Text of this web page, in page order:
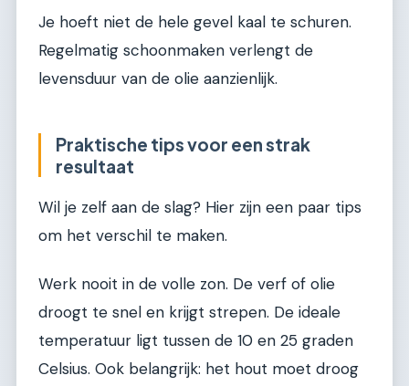
Je hoeft niet de hele gevel kaal te schuren.
Regelmatig schoonmaken verlengt de
levensduur van de olie aanzienlijk.
Praktische tips voor een strak
resultaat
Wil je zelf aan de slag? Hier zijn een paar tips
om het verschil te maken.
Werk nooit in de volle zon. De verf of olie
droogt te snel en krijgt strepen. De ideale
temperatuur ligt tussen de 10 en 25 graden
Celsius. Ook belangrijk: het hout moet droog